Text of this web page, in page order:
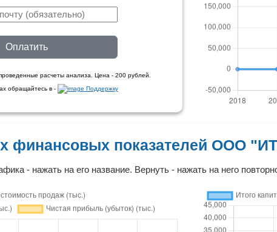
Оплатить
расчеты анализа. Цена - 200 рублей.
обращайтесь в - Поддержку
финансовых показателей ООО
- нажать на его название. Вернуть - нажать на него